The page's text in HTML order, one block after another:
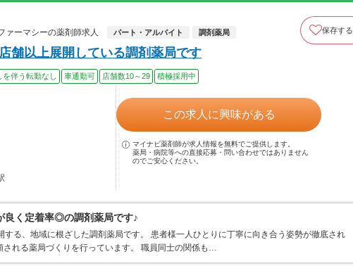
ーマシーの薬剤師求人
パート・アルバイト 調剤薬局 保存する
舗以上展開している調剤薬局です
を伴う転勤なし 車通勤可 店舗数10～29 積極採用中
この求人に興味がある
マイナビ薬剤師が求人情報を無料でご提供します。
薬局・病院等への直接応募・問い合わせではありません
のでご安心ください。
良く定着率◎の調剤薬局です♪
する、地域に根ざした調剤薬局です。 患者様一人ひとりに丁寧に向き合う姿勢が徹底され
される薬局づくりを行っています。 職員同士の関係も…